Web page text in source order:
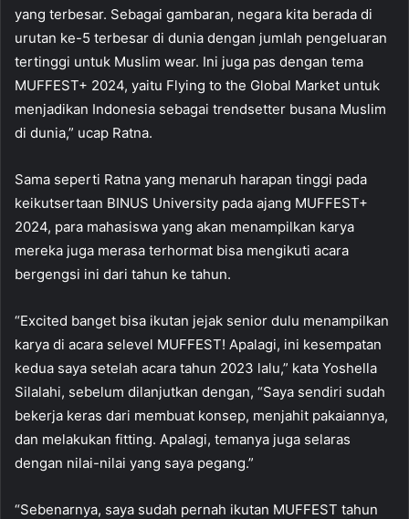
yang terbesar. Sebagai gambaran, negara kita berada di
urutan ke-5 terbesar di dunia dengan jumlah pengeluaran
tertinggi untuk Muslim wear. Ini juga pas dengan tema
MUFFEST+ 2024, yaitu Flying to the Global Market untuk
menjadikan Indonesia sebagai trendsetter busana Muslim
di dunia,” ucap Ratna.
Sama seperti Ratna yang menaruh harapan tinggi pada
keikutsertaan BINUS University pada ajang MUFFEST+
2024, para mahasiswa yang akan menampilkan karya
mereka juga merasa terhormat bisa mengikuti acara
bergengsi ini dari tahun ke tahun.
“Excited banget bisa ikutan jejak senior dulu menampilkan
karya di acara selevel MUFFEST! Apalagi, ini kesempatan
kedua saya setelah acara tahun 2023 lalu,” kata Yoshella
Silalahi, sebelum dilanjutkan dengan, “Saya sendiri sudah
bekerja keras dari membuat konsep, menjahit pakaiannya,
dan melakukan fitting. Apalagi, temanya juga selaras
dengan nilai-nilai yang saya pegang.”
“Sebenarnya, saya sudah pernah ikutan MUFFEST tahun